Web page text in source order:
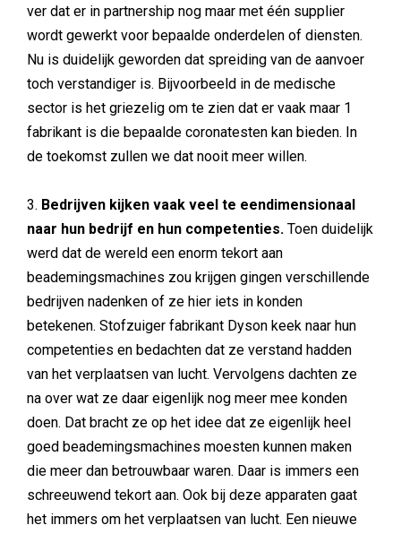
ver dat er in partnership nog maar met één supplier
wordt gewerkt voor bepaalde onderdelen of diensten.
Nu is duidelijk geworden dat spreiding van de aanvoer
toch verstandiger is. Bijvoorbeeld in de medische
sector is het griezelig om te zien dat er vaak maar 1
fabrikant is die bepaalde coronatesten kan bieden. In
de toekomst zullen we dat nooit meer willen.
3. Bedrijven kijken vaak veel te eendimensionaal
naar hun bedrijf en hun competenties. Toen duidelijk
werd dat de wereld een enorm tekort aan
beademingsmachines zou krijgen gingen verschillende
bedrijven nadenken of ze hier iets in konden
betekenen. Stofzuiger fabrikant Dyson keek naar hun
competenties en bedachten dat ze verstand hadden
van het verplaatsen van lucht. Vervolgens dachten ze
na over wat ze daar eigenlijk nog meer mee konden
doen. Dat bracht ze op het idee dat ze eigenlijk heel
goed beademingsmachines moesten kunnen maken
die meer dan betrouwbaar waren. Daar is immers een
schreeuwend tekort aan. Ook bij deze apparaten gaat
het immers om het verplaatsen van lucht. Een nieuwe